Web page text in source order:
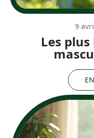
Les
9